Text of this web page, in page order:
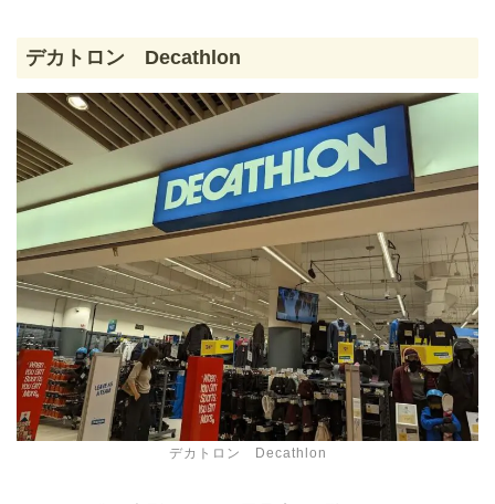
デカトロン Decathlon
デカトロン Decathlon